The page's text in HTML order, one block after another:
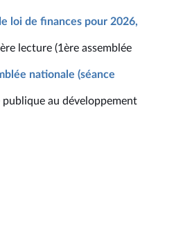
loi de finances pour 2026,
lecture (1ère assemblée
nationale (séance
publique au développement